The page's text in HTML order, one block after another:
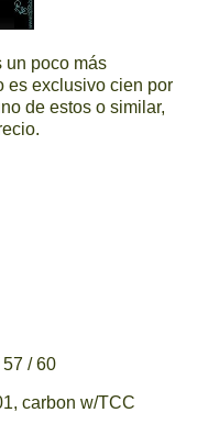
un poco más
es exclusivo cien por
de estos o similar,
/ 60
carbon w/TCC